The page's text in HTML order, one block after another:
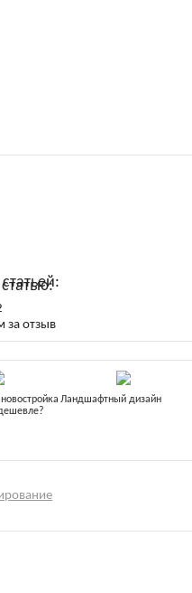
за отзыв
Ландшафтный дизайн